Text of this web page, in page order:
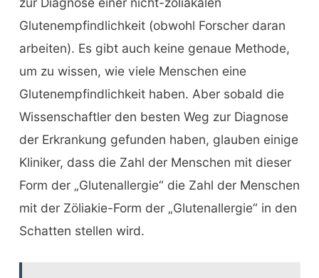
Glutenempfindlichkeit (obwohl Forscher daran
arbeiten). Es gibt auch keine genaue Methode,
um zu wissen, wie viele Menschen eine
Glutenempfindlichkeit haben. Aber sobald die
Wissenschaftler den besten Weg zur Diagnose
der Erkrankung gefunden haben, glauben einige
Kliniker, dass die Zahl der Menschen mit dieser
Form der „Glutenallergie“ die Zahl der Menschen
mit der Zöliakie-Form der „Glutenallergie“ in den
Schatten stellen wird.